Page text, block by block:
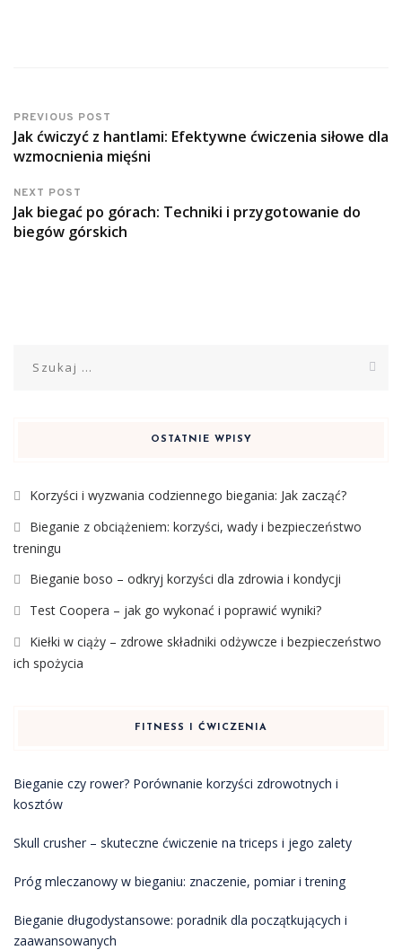
PREVIOUS POST
Jak ćwiczyć z hantlami: Efektywne ćwiczenia siłowe dla
wzmocnienia mięśni
NEXT POST
Jak biegać po górach: Techniki i przygotowanie do
biegów górskich
OSTATNIE WPISY
Korzyści i wyzwania codziennego biegania: Jak zacząć?
Bieganie z obciążeniem: korzyści, wady i bezpieczeństwo
treningu
Bieganie boso – odkryj korzyści dla zdrowia i kondycji
Test Coopera – jak go wykonać i poprawić wyniki?
Kiełki w ciąży – zdrowe składniki odżywcze i bezpieczeństwo
ich spożycia
FITNESS I ĆWICZENIA
Bieganie czy rower? Porównanie korzyści zdrowotnych i
kosztów
Skull crusher – skuteczne ćwiczenie na triceps i jego zalety
Próg mleczanowy w bieganiu: znaczenie, pomiar i trening
Bieganie długodystansowe: poradnik dla początkujących i
zaawansowanych